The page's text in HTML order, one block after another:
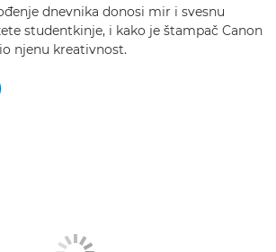
dnevnika donosi mir i svesnu
studentkinje, i kako je štampač Canon
njenu kreativnost.